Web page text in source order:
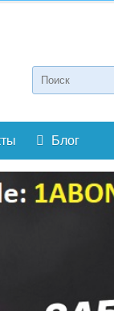
Блог